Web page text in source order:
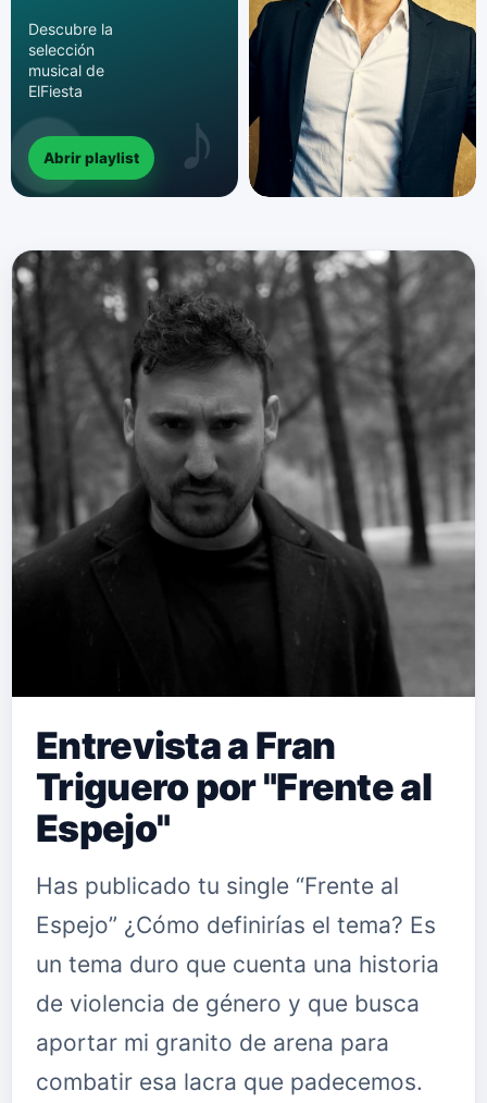
Descubre la
selección
musical de
ElFiesta
Abrir playlist
Entrevista a Fran
Triguero por "Frente al
Espejo"
Has publicado tu single “Frente al
Espejo” ¿Cómo definirías el tema? Es
un tema duro que cuenta una historia
de violencia de género y que busca
aportar mi granito de arena para
combatir esa lacra que padecemos.